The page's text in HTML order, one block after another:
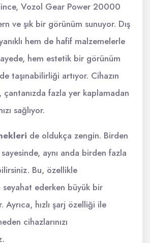
Vozol Gear Power 20000
ve şık bir görünüm sunuyor. Dış
hem de hafif malzemelerle
hem estetik bir görünüm
taşınabilirliği artıyor. Cihazın
çantanızda fazla yer kaplamadan
sağlıyor.
de oldukça zengin. Birden
sayesinde, aynı anda birden fazla
Bu, özellikle
seyahat ederken büyük bir
Ayrıca, hızlı şarj özelliği ile
cihazlarınızı